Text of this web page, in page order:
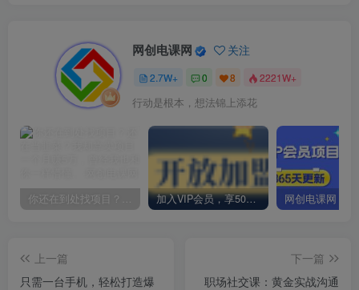
网创电课网 关注
2.7W+ 0 8 2221W+
行动是根本，想法锦上添花
你还在到处找项目？还在当韭菜？我却靠卖项目一个月赚5万，曾经我也和你一样懵懂。 加入VIP会员，享50%的推广提成，免费学习多种网上创业课程，菜鸟秒变大神！
上一篇
只需一台手机，轻松打造爆
下一篇
职场社交课：黄金实战沟通